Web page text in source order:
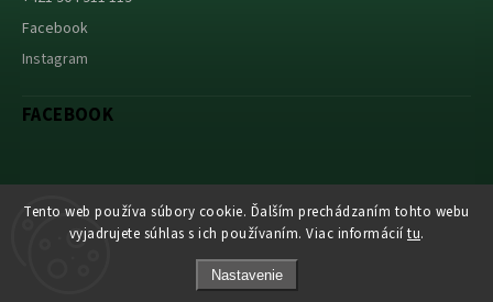
Tento web používa súbory cookie. Ďalším prechádzaním tohto webu
vyjadrujete súhlas s ich používaním. Viac informácií tu.
Nastavenie
Facebook
Instagram
FACEBOOK
Abuco.cz